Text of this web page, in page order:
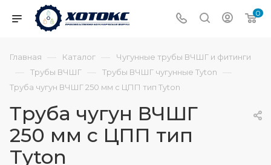
0
Главная — Каталог — Чугунные трубы ВЧШГ и фитинги
— Трубы ВЧШГ — Трубы ВЧШГ чугунные Tyton —
Труба чугун ВЧШГ 250 мм с ЦПП тип Tyton
Труба чугун ВЧШГ
250 мм с ЦПП тип
Tyton